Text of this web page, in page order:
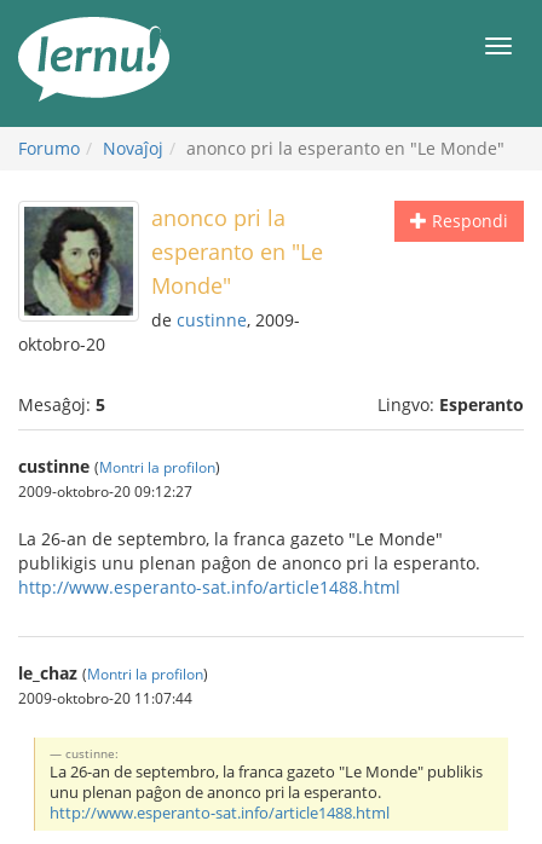
enhavo
Forumo Novaĵoj anonco pri la esperanto en "Le Monde"
Respondi
anonco pri la
esperanto en "Le
Monde"
de custinne, 2009-
oktobro-20
Mesaĝoj: 5 Lingvo: Esperanto
custinne (Montri la profilon)
2009-oktobro-20 09:12:27
La 26-an de septembro, la franca gazeto "Le Monde"
publikigis unu plenan paĝon de anonco pri la esperanto.
http://www.esperanto-sat.info/article1488.html
le_chaz (Montri la profilon)
2009-oktobro-20 11:07:44
custinne:
La 26-an de septembro, la franca gazeto "Le Monde" publikis
unu plenan paĝon de anonco pri la esperanto.
http://www.esperanto-sat.info/article1488.html